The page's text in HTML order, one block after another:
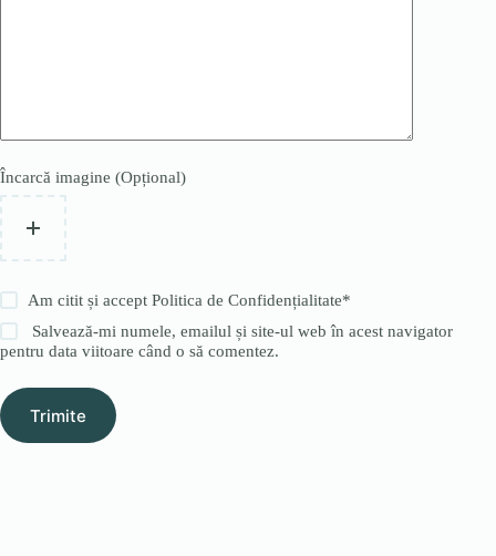
Încarcă imagine (Opțional)
Am citit și acceptPolitica de Confidențialitate*
Salvează-mi numele, emailul și site-ul web în acest navigator
pentru data viitoare când o să comentez.
Trimite